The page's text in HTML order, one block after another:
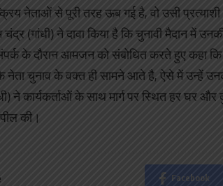
नेताओं से पूरी तरह ऊब गई है, वो उसी
(गांधी) ने दावा किया है कि चुनावी मैदान में
के दौरान आमजन को संबोधित करते हुए कहा
के नेता चुनाव के वक्त ही सामने आते है, ऐसे में उन्हें
ने कार्यकर्ताओं के साथ मार्ग पर स्थित हर घर
की।
Facebook